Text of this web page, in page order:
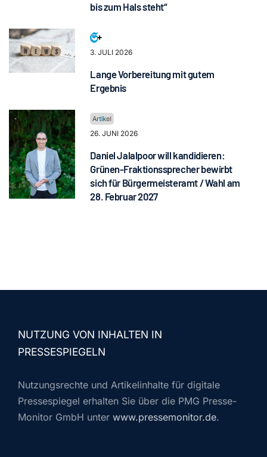
bis zum Hals steht“
3. JULI 2026
Lange Vorbereitung mit gutem
Ergebnis
26. JUNI 2026
Daniel Jalalpoor will kandidieren:
Grünen-Fraktionssprecher bewirbt
sich für Bürgermeisteramt / Wahl am
28. Februar 2027
NUTZUNG VON INHALTEN IN
PRESSESPIEGELN
Nutzungsrechte und Artikelinhalte für digitale
Pressespiegel erhalten Sie über die PMG Presse-
Monitor GmbH unter www.pressemonitor.de.